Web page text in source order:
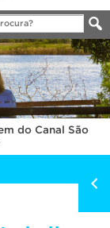
do Canal São